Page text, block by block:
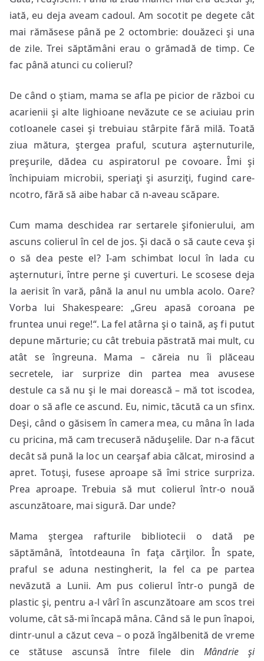
iată, eu deja aveam cadoul. Am socotit pe degete cât
mai rămăsese până pe 2 octombrie: douăzeci şi una
de zile. Trei săptămâni erau o grămadă de timp. Ce
fac până atunci cu colierul?
De când o ştiam, mama se afla pe picior de război cu
acarienii şi alte lighioane nevăzute ce se aciuiau prin
cotloanele casei şi trebuiau stârpite fără milă. Toată
ziua mătura, ştergea praful, scutura aşternuturile,
preşurile, dădea cu aspiratorul pe covoare. Îmi şi
închipuiam microbii, speriaţi şi asurziţi, fugind care-
ncotro, fără să aibe habar că n-aveau scăpare.
Cum mama deschidea rar sertarele şifonierului, am
ascuns colierul în cel de jos. Şi dacă o să caute ceva şi
o să dea peste el? I-am schimbat locul în lada cu
aşternuturi, între perne şi cuverturi. Le scosese deja
la aerisit în vară, până la anul nu umbla acolo. Oare?
Vorba lui Shakespeare: „Greu apasă coroana pe
fruntea unui rege!“. La fel atârna şi o taină, aş fi putut
depune mărturie; cu cât trebuia păstrată mai mult, cu
atât se îngreuna. Mama – căreia nu îi plăceau
secretele, iar surprize din partea mea avusese
destule ca să nu şi le mai dorească – mă tot iscodea,
doar o să afle ce ascund. Eu, nimic, tăcută ca un sfinx.
Deşi, când o găsisem în camera mea, cu mâna în lada
cu pricina, mă cam trecuseră năduşelile. Dar n-a făcut
decât să pună la loc un cearşaf abia călcat, mirosind a
apret. Totuşi, fusese aproape să îmi strice surpriza.
Prea aproape. Trebuia să mut colierul într-o nouă
ascunzătoare, mai sigură. Dar unde?
Mama ştergea rafturile bibliotecii o dată pe
săptămână, întotdeauna în faţa cărţilor. În spate,
praful se aduna nestingherit, la fel ca pe partea
nevăzută a Lunii. Am pus colierul într-o pungă de
plastic şi, pentru a-l vârî în ascunzătoare am scos trei
volume, cât să-mi încapă mâna. Când să le pun înapoi,
dintr-unul a căzut ceva – o poză îngălbenită de vreme
ce stătuse ascunsă între filele din Mândrie şi